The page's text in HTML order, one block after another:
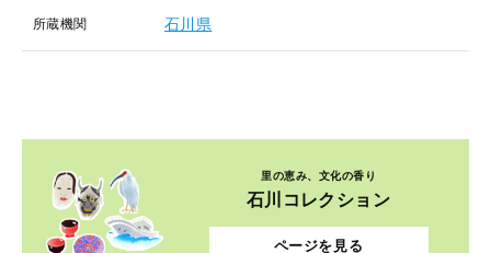
所蔵機関 石川県
里の恵み、文化の香り
石川コレクション
ページを見る